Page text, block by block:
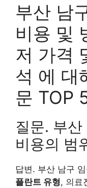
부산 남
비용 및
저 가격
석 에 대
문 TOP
질문. 부산
비용의 범
답변. 부산 남구
플란트 유형, 의료